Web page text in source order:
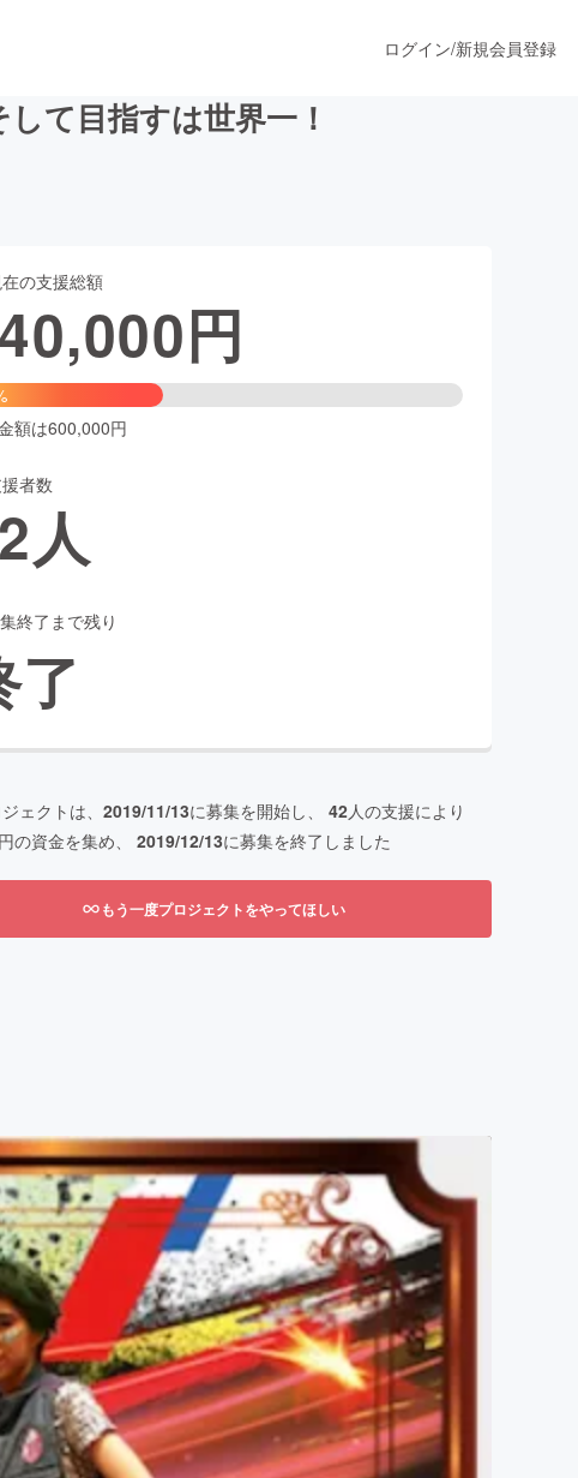
ファッション
ケア
ログイン/新規会員登録
て目指すは世界一！
の支援総額
円
額は600,000円
者数
人
終了まで残り
了
ェクトは、 2019/11/13に募集を開始し、 42人の支援により
円の資金を集め、 2019/12/13に募集を終了しました
もう一度プロジェクトをやってほしい